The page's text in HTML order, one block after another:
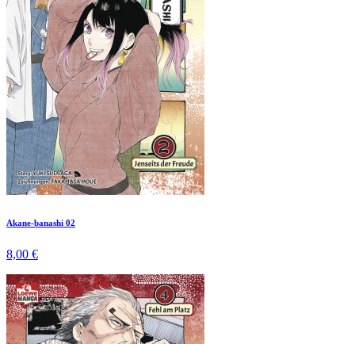
Akane-banashi 02
8,00 €